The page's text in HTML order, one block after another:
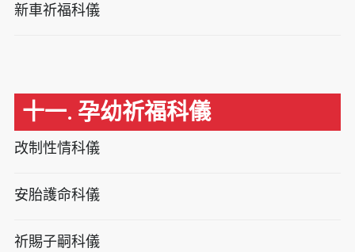
新車祈福科儀
十一. 孕幼祈福科儀
改制性情科儀
安胎護命科儀
祈賜子嗣科儀